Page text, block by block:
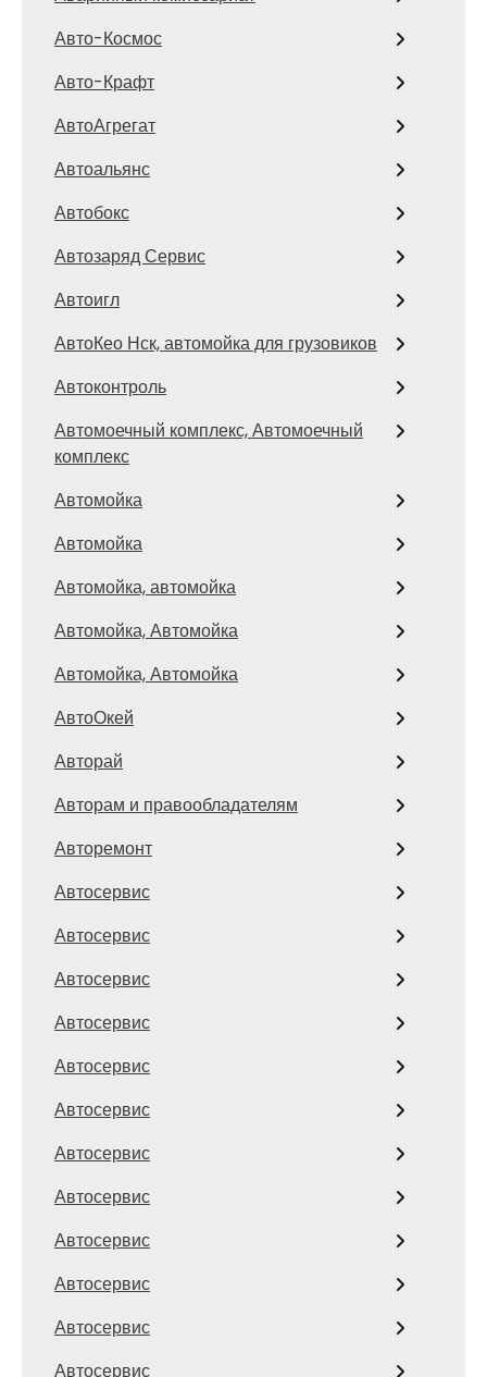
Авто-Космос
Авто-Крафт
АвтоАгрегат
Автоальянс
Автобокс
Автозаряд Сервис
Автоигл
АвтоКео Нск, автомойка для грузовиков
Автоконтроль
Автомоечный комплекс, Автомоечный
комплекс
Автомойка
Автомойка
Автомойка, автомойка
Автомойка, Автомойка
Автомойка, Автомойка
АвтоОкей
Авторай
Авторам и правообладателям
Авторемонт
Автосервис
Автосервис
Автосервис
Автосервис
Автосервис
Автосервис
Автосервис
Автосервис
Автосервис
Автосервис
Автосервис
Автосервис